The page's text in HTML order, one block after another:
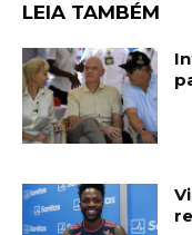
LEIA TAMBÉM